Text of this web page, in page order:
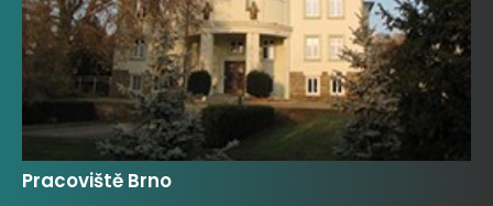
Pracoviště Brno